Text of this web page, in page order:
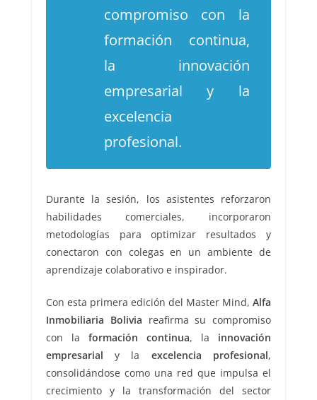
compromiso con la
formación continua,
la innovación
empresarial y la
excelencia
profesional.
Durante la sesión, los asistentes reforzaron
habilidades comerciales, incorporaron
metodologías para optimizar resultados y
conectaron con colegas en un ambiente de
aprendizaje colaborativo e inspirador.
Con esta primera edición del Master Mind,Alfa
Inmobiliaria Bolivia reafirma su compromiso
con la formación continua, la innovación
empresarial y la excelencia profesional,
consolidándose como una red que impulsa el
crecimiento y la transformación del sector